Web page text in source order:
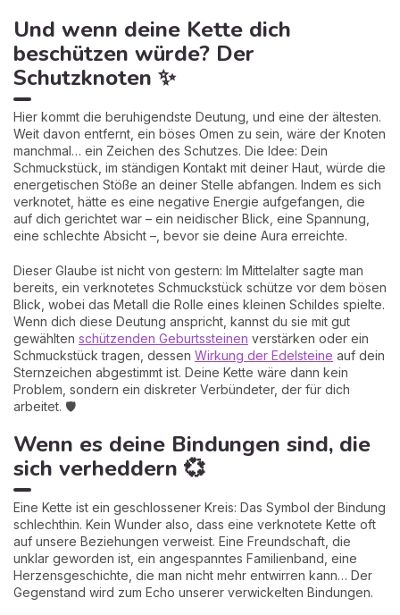
Und wenn deine Kette dich
beschützen würde? Der
Schutzknoten ✨
Hier kommt die beruhigendste Deutung, und eine der ältesten.
Weit davon entfernt, ein böses Omen zu sein, wäre der Knoten
manchmal… ein Zeichen des Schutzes. Die Idee: Dein
Schmuckstück, im ständigen Kontakt mit deiner Haut, würde die
energetischen Stöße an deiner Stelle abfangen. Indem es sich
verknotet, hätte es eine negative Energie aufgefangen, die
auf dich gerichtet war – ein neidischer Blick, eine Spannung,
eine schlechte Absicht –, bevor sie deine Aura erreichte.
Dieser Glaube ist nicht von gestern: Im Mittelalter sagte man
bereits, ein verknotetes Schmuckstück schütze vor dem bösen
Blick, wobei das Metall die Rolle eines kleinen Schildes spielte.
Wenn dich diese Deutung anspricht, kannst du sie mit gut
gewählten schützenden Geburtssteinen verstärken oder ein
Schmuckstück tragen, dessen Wirkung der Edelsteine auf dein
Sternzeichen abgestimmt ist. Deine Kette wäre dann kein
Problem, sondern ein diskreter Verbündeter, der für dich
arbeitet. 🛡️
Wenn es deine Bindungen sind, die
sich verheddern 💞
Eine Kette ist ein geschlossener Kreis: Das Symbol der Bindung
schlechthin. Kein Wunder also, dass eine verknotete Kette oft
auf unsere Beziehungen verweist. Eine Freundschaft, die
unklar geworden ist, ein angespanntes Familienband, eine
Herzensgeschichte, die man nicht mehr entwirren kann… Der
Gegenstand wird zum Echo unserer verwickelten Bindungen.